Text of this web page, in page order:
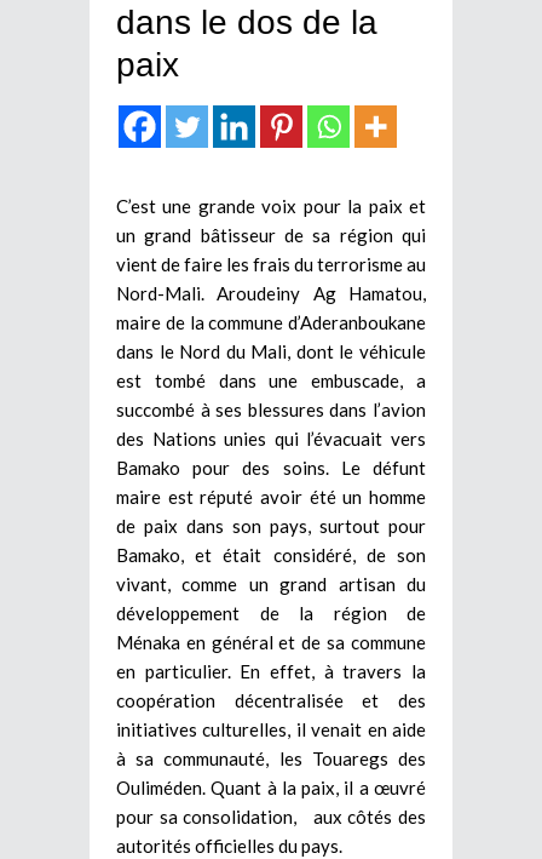
dans le dos de la
paix
C’est une grande voix pour la paix et
un grand bâtisseur de sa région qui
vient de faire les frais du terrorisme au
Nord-Mali. Aroudeiny Ag Hamatou,
maire de la commune d’Aderanboukane
dans le Nord du Mali, dont le véhicule
est tombé dans une embuscade, a
succombé à ses blessures dans l’avion
des Nations unies qui l’évacuait vers
Bamako pour des soins. Le défunt
maire est réputé avoir été un homme
de paix dans son pays, surtout pour
Bamako, et était considéré, de son
vivant, comme un grand artisan du
développement de la région de
Ménaka en général et de sa commune
en particulier. En effet, à travers la
coopération décentralisée et des
initiatives culturelles, il venait en aide
à sa communauté, les Touaregs des
Ouliméden. Quant à la paix, il a œuvré
pour sa consolidation, aux côtés des
autorités officielles du pays.